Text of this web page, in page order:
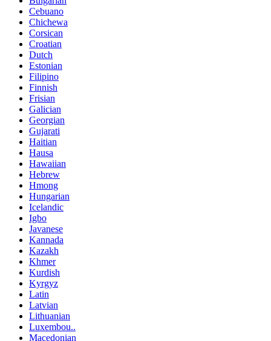
Cebuano
Chichewa
Corsican
Croatian
Dutch
Estonian
Filipino
Finnish
Frisian
Galician
Georgian
Gujarati
Haitian
Hausa
Hawaiian
Hebrew
Hmong
Hungarian
Icelandic
Igbo
Javanese
Kannada
Kazakh
Khmer
Kurdish
Kyrgyz
Latin
Latvian
Lithuanian
Luxembou..
Macedonian